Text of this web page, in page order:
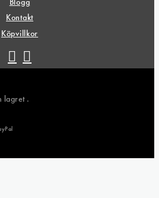
Kontakt
Köpvillkor
lagret .